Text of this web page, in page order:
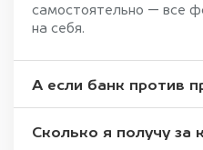
самостоятельно — все
на себя.
А если банк против
Сколько я получу за